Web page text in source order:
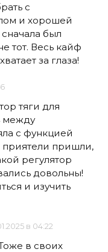
с
и хорошей
был
тот. Весь кайф
за глаза!
тяги для
между
с функцией
пришли,
регулятор
довольны!
и изучить
в 04:22
в своих